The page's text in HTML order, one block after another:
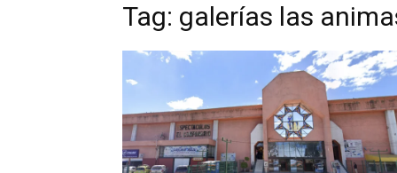
Tag: galerías las